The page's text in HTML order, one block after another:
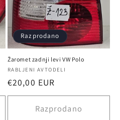
Razprodano
Žaromet zadnji levi VW Polo
Ponudnik:
RABLJENI AVTODELI
Redna
cena
€20,00 EUR
Razprodano